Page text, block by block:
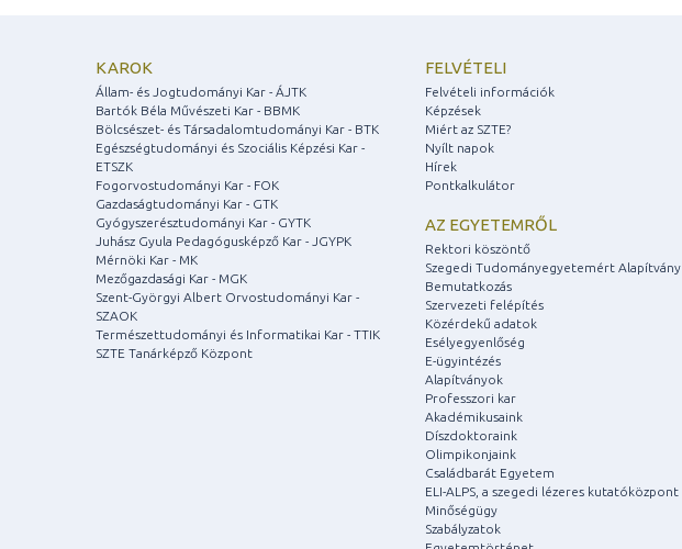
KAROK
Állam- és Jogtudományi Kar - ÁJTK
Bartók Béla Művészeti Kar - BBMK
Bölcsészet- és Társadalomtudományi Kar - BTK
Egészségtudományi és Szociális Képzési Kar -
ETSZK
Fogorvostudományi Kar - FOK
Gazdaságtudományi Kar - GTK
Gyógyszerésztudományi Kar - GYTK
Juhász Gyula Pedagógusképző Kar - JGYPK
Mérnöki Kar - MK
Mezőgazdasági Kar - MGK
Szent-Györgyi Albert Orvostudományi Kar -
SZAOK
Természettudományi és Informatikai Kar - TTIK
SZTE Tanárképző Központ
FELVÉTELI
Felvételi információk
Képzések
Miért az SZTE?
Nyílt napok
Hírek
Pontkalkulátor
AZ EGYETEMRŐL
Rektori köszöntő
Szegedi Tudományegyetemért Alapítvány
Bemutatkozás
Szervezeti felépítés
Közérdekű adatok
Esélyegyenlőség
E-ügyintézés
Alapítványok
Professzori kar
Akadémikusaink
Díszdoktoraink
Olimpikonjaink
Családbarát Egyetem
ELI-ALPS, a szegedi lézeres kutatóközpont
Minőségügy
Szabályzatok